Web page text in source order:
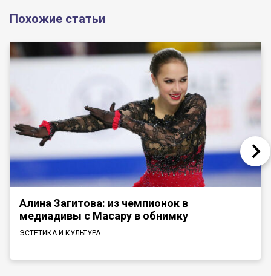
Похожие статьи
Алина Загитова: из чемпионок в
медиадивы с Масару в обнимку
ЭСТЕТИКА И КУЛЬТУРА